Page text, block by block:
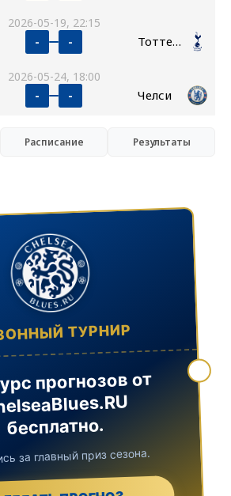
2026-05-19, 22:15
- - Тоттенхэм
2026-05-24, 18:00
- - Челси
Расписание Результаты
ТУРНИР
прогнозов от
бесплатно.
за главный приз сезона.